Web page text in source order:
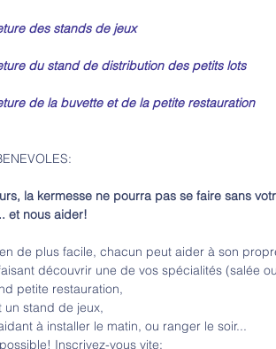
des stands de jeux
du stand de distribution des petits lots
de la buvette et de la petite restauration
la kermesse ne pourra pas se faire sans
et nous aider!
de plus facile, chacun peut aider à son
découvrir une de vos spécialités (salée
petite restauration,
un stand de jeux,
à installer le matin, ou ranger le soir...
Inscrivez-vous vite: